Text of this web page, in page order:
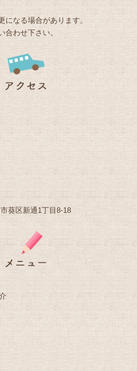
になる場合があります。
合わせ下さい。
葵区新通1丁目8-18